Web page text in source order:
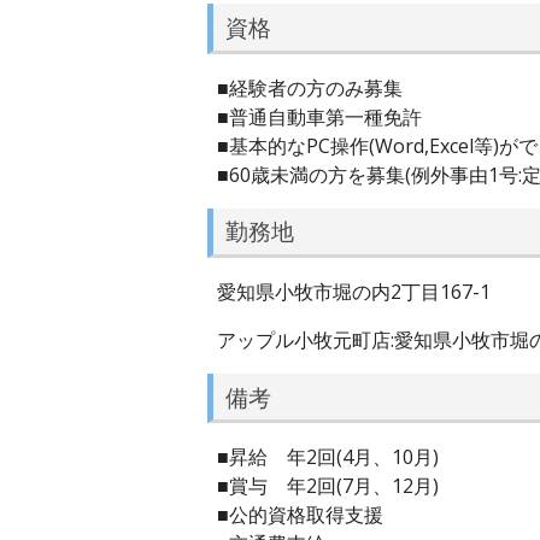
資格
■経験者の方のみ募集
■普通自動車第一種免許
■基本的なPC操作(Word,Excel等)が
■60歳未満の方を募集(例外事由1号:
勤務地
愛知県小牧市堀の内2丁目167-1
アップル小牧元町店:愛知県小牧市堀
備考
■昇給 年2回(4月、10月)
■賞与 年2回(7月、12月)
■公的資格取得支援